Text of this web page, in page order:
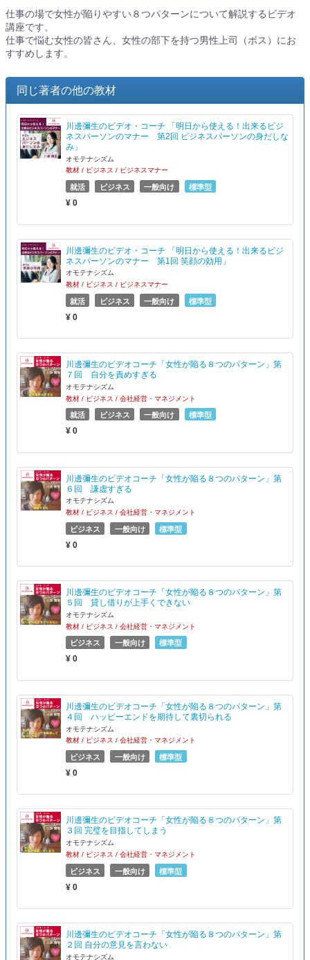
仕事の場で女性が陥りやすい８つパターンについて解説するビデオ
講座です。
仕事で悩む女性の皆さん、女性の部下を持つ男性上司（ボス）にお
すすめします。
同じ著者の他の教材
川邊彌生のビデオ・コーチ 「明日から使える！出来るビジ
ネスパーソンのマナー 第2回 ビジネスパーソンの身だしな
み」
オモテナシズム
教材 / ビジネス / ビジネスマナー
就活 ビジネス 一般向け 標準型
¥ 0
川邊彌生のビデオ・コーチ 「明日から使える！出来るビジ
ネスパーソンのマナー 第1回 笑顔の効用」
オモテナシズム
教材 / ビジネス / ビジネスマナー
就活 ビジネス 一般向け 標準型
¥ 0
川邊彌生のビデオコーチ「女性が陥る８つのパターン」第
７回 自分を責めすぎる
オモテナシズム
教材 / ビジネス / 会社経営・マネジメント
就活 ビジネス 一般向け 標準型
¥ 0
川邊彌生のビデオコーチ「女性が陥る８つのパターン」第
６回 謙虚すぎる
オモテナシズム
教材 / ビジネス / 会社経営・マネジメント
ビジネス 一般向け 標準型
¥ 0
川邊彌生のビデオコーチ「女性が陥る８つのパターン」第
５回 貸し借りが上手くできない
オモテナシズム
教材 / ビジネス / 会社経営・マネジメント
ビジネス 一般向け 標準型
¥ 0
川邊彌生のビデオコーチ「女性が陥る８つのパターン」第
４回 ハッピーエンドを期待して裏切られる
オモテナシズム
教材 / ビジネス / 会社経営・マネジメント
ビジネス 一般向け 標準型
¥ 0
川邊彌生のビデオコーチ「女性が陥る８つのパターン」第
３回 完璧を目指してしまう
オモテナシズム
教材 / ビジネス / 会社経営・マネジメント
ビジネス 一般向け 標準型
¥ 0
川邊彌生のビデオコーチ「女性が陥る８つのパターン」第
２回 自分の意見を言わない
オモテナシズム